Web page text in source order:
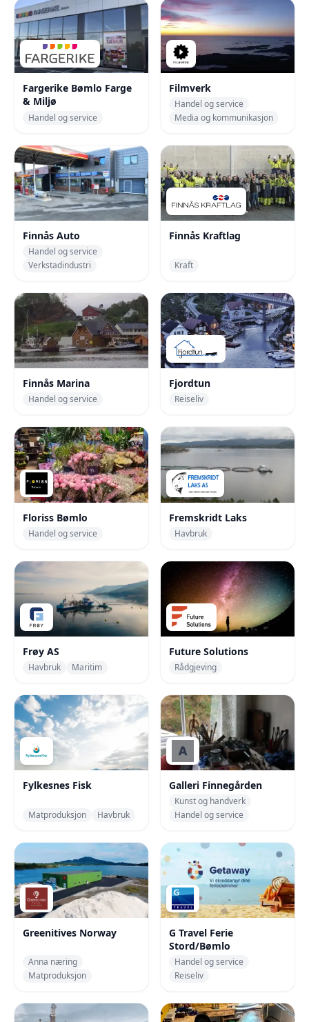
Fargerike Bømlo Farge
& Miljø
Handel og service
Filmverk
Handel og service
Media og kommunikasjon
Finnås Auto
Handel og service
Verkstadindustri
Finnås Kraftlag
Kraft
Finnås Marina
Handel og service
Fjordtun
Reiseliv
Floriss Bømlo
Handel og service
Fremskridt Laks
Havbruk
Frøy AS
Havbruk Maritim
Future Solutions
Rådgjeving
Fylkesnes Fisk
Matproduksjon Havbruk
Galleri Finnegården
Kunst og handverk
Handel og service
Greenitives Norway
Anna næring
Matproduksjon
G Travel Ferie
Stord/Bømlo
Handel og service
Reiseliv